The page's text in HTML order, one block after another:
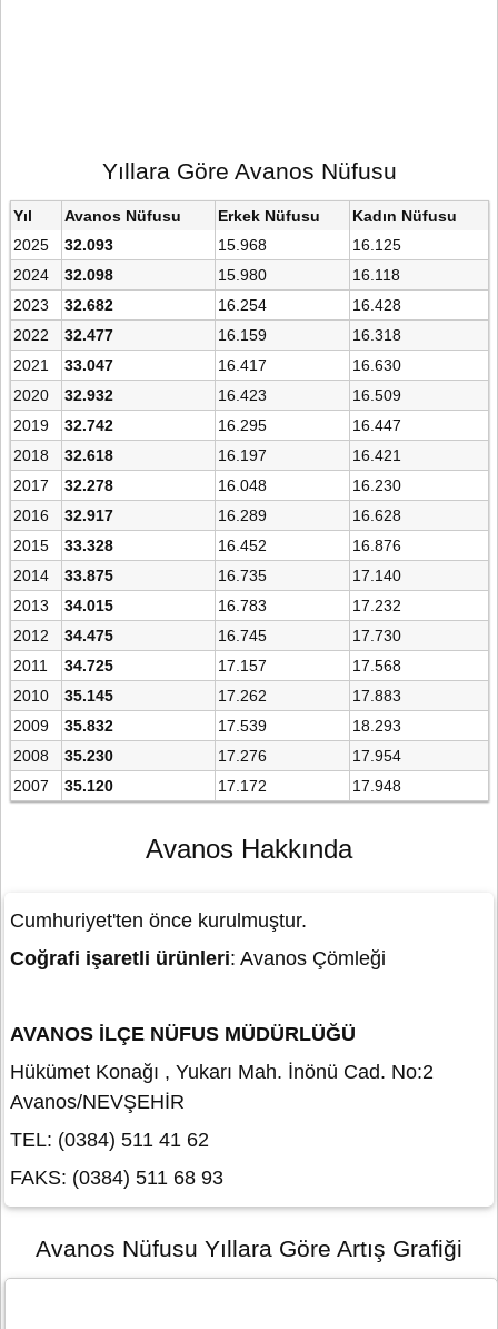
Yıllara Göre Avanos Nüfusu
Yıl Avanos Nüfusu Erkek Nüfusu
Kadın Nüfusu
2025
32.093 15.968
16.125
2024
32.098 15.980
16.118
2023
32.682 16.254
16.428
2022
32.477 16.159
16.318
2021
33.047 16.417
16.630
2020
32.932 16.423
16.509
2019
32.742 16.295
16.447
2018
32.618 16.197
16.421
2017
32.278 16.048
16.230
2016
32.917 16.289
16.628
2015
33.328 16.452
16.876
2014
33.875 16.735
17.140
2013
34.015 16.783
17.232
2012
34.475 16.745
17.730
2011
34.725 17.157
17.568
2010
35.145 17.262
17.883
2009
35.832 17.539
18.293
2008
35.230 17.276
17.954
2007
35.120 17.172 17.948
Avanos Hakkında
Cumhuriyet'ten önce kurulmuştur.
Coğrafi işaretli ürünleri: Avanos Çömleği
AVANOS İLÇE NÜFUS MÜDÜRLÜĞÜ
Hükümet Konağı , Yukarı Mah. İnönü Cad. No:2
Avanos/NEVŞEHİR
TEL: (0384) 511 41 62
FAKS: (0384) 511 68 93
Avanos Nüfusu Yıllara Göre Artış Grafiği